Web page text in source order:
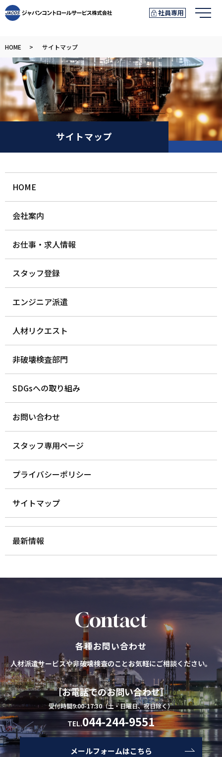
社員専用 メ
HOME サイトマップ
サイトマップ
HOME
会社案内
お仕事・求人情報
スタッフ登録
エンジニア派遣
人材リクエスト
非破壊検査部門
SDGsへの取り組み
お問い合わせ
スタッフ専用ページ
プライバシーポリシー
サイトマップ
最新情報
Contact
各種お問い合わせ
人材派遣サービスや非破壊検査のことお気軽にご相談ください。
［お電話でのお問い合わせ］
受付時間9:00-17:30（土・日曜日、祝日除く）
TEL.044-244-9551
メールフォームはこちら